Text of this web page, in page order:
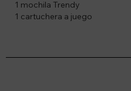
1 mochila Trendy
1 cartuchera a juego